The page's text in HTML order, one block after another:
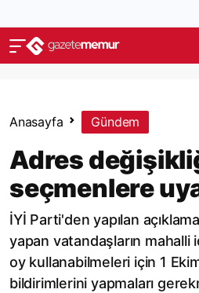
Anasayfa Gündem
Adres
seçmenlere
İYİ Parti'den yapılan
yapan vatandaşların
oy kullanabilmeleri için 1
bildirimlerini yapmaları